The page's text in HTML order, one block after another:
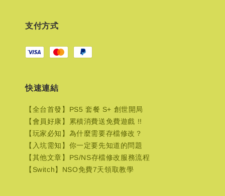
支付方式
快速連結
【全台首發】PS5 套餐 S+ 創世開局
【會員好康】累積消費送免費遊戲 !!
【玩家必知】為什麼需要存檔修改？
【入坑需知】你一定要先知道的問題
【其他文章】PS/NS存檔修改服務流程
【Switch】NSO免費7天領取教學